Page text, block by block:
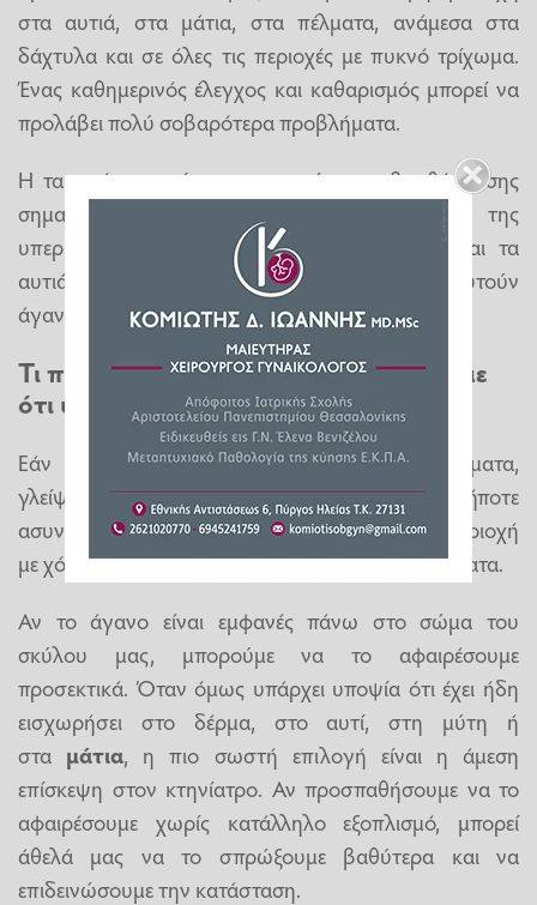
στα αυτιά, στα μάτια, στα πέλματα, ανάμεσα στα
δάχτυλα και σε όλες τις περιοχές με πυκνό τρίχωμα.
Ένας καθημερινός έλεγχος και καθαρισμός μπορεί να
προλάβει πολύ σοβαρότερα προβλήματα.
Η τακτική περιποίηση του τριχώματος βοηθά επίσης
σημαντικά. Το κούρεμα και η αφαίρεση της
υπερβολικής τρίχας γύρω από τα πέλματα και τα
αυτιά,
μειώνουν τις πιθανότητες
να παγιδευτούν
άγανα.
Τι πρέπει να κάνουμε αν υποψιαστούμε
ότι υπάρχει άγανο
Εάν παρατηρήσουμε επίμονο ξύσιμο, φτερνίσματα,
γλείψιμο ενός σημείο, πρήξιμο ή οποιαδήποτε
ασυνήθιστη συμπεριφορά μετά από βόλτα σε περιοχή
με χόρτα, δεν πρέπει να αγνοήσουμε τα συμπτώματα.
Αν το άγανο είναι εμφανές πάνω στο σώμα του
σκύλου μας, μπορούμε να το αφαιρέσουμε
προσεκτικά. Όταν όμως υπάρχει υποψία ότι έχει ήδη
εισχωρήσει στο δέρμα, στο αυτί, στη μύτη ή
στα μάτια, η πιο σωστή επιλογή είναι η άμεση
επίσκεψη στον κτηνίατρο. Αν προσπαθήσουμε να το
αφαιρέσουμε χωρίς κατάλληλο εξοπλισμό, μπορεί
άθελά μας να το σπρώξουμε βαθύτερα και να
επιδεινώσουμε την κατάσταση.